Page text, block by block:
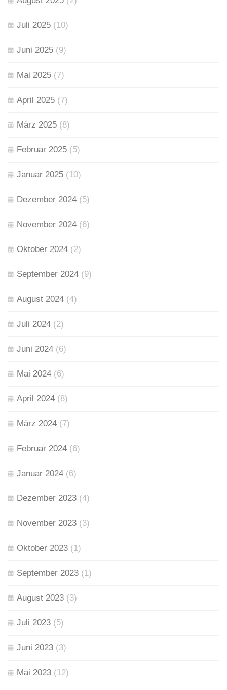
Juli 2025 (10)
Juni 2025 (9)
Mai 2025 (7)
April 2025 (7)
März 2025 (8)
Februar 2025 (5)
Januar 2025 (10)
Dezember 2024 (5)
November 2024 (6)
Oktober 2024 (2)
September 2024 (9)
August 2024 (4)
Juli 2024 (2)
Juni 2024 (6)
Mai 2024 (6)
April 2024 (8)
März 2024 (7)
Februar 2024 (6)
Januar 2024 (6)
Dezember 2023 (4)
November 2023 (3)
Oktober 2023 (1)
September 2023 (1)
August 2023 (3)
Juli 2023 (5)
Juni 2023 (3)
Mai 2023 (12)